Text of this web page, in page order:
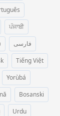
ਪੰਜਾਬੀ
فارسی
Tiếng Việt
Yorùbá
Bosanski
Urdu